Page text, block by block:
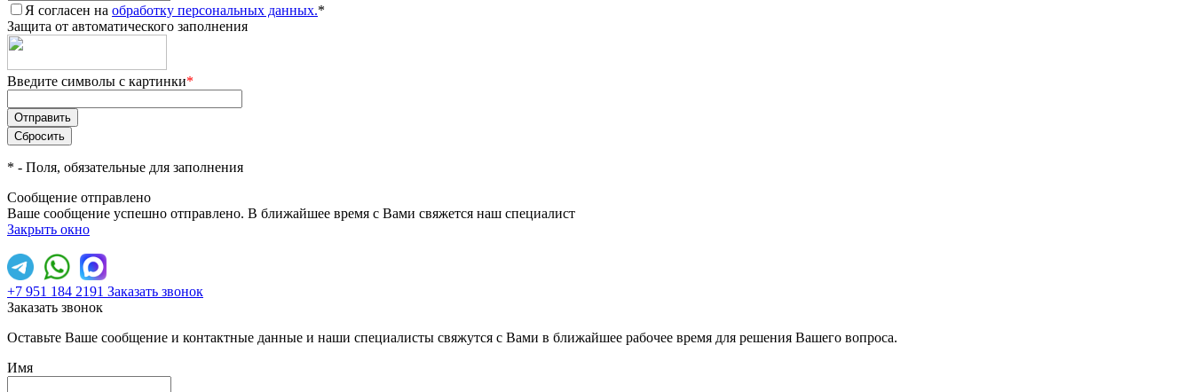
Я согласен на обработку персональных данных.*
Защита от автоматического заполнения
Введите символы с картинки*
* - Поля, обязательные для заполнения
Сообщение отправлено
Ваше сообщение успешно отправлено. В ближайшее время с Вами свяжется наш специалист
Закрыть окно
+7 951 184 2191 Заказать звонок
Заказать звонок
Оставьте Ваше сообщение и контактные данные и наши специалисты свяжутся с Вами в ближайшее рабочее время для решения Вашего вопроса.
Имя